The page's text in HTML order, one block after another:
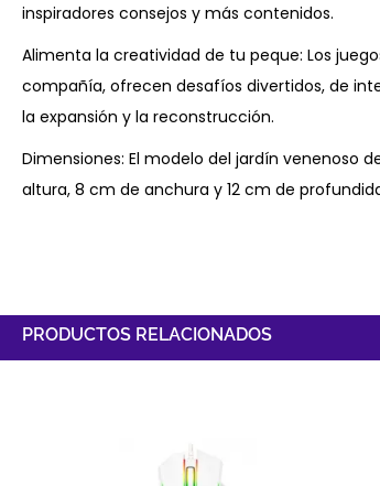
inspiradores consejos y más contenidos.
Alimenta la creatividad de tu peque: Los
compañía, ofrecen desafíos divertidos, de
la expansión y la reconstrucción.
Dimensiones: El modelo del jardín venenoso
altura, 8 cm de anchura y 12 cm de
PRODUCTOS RELACIONADOS